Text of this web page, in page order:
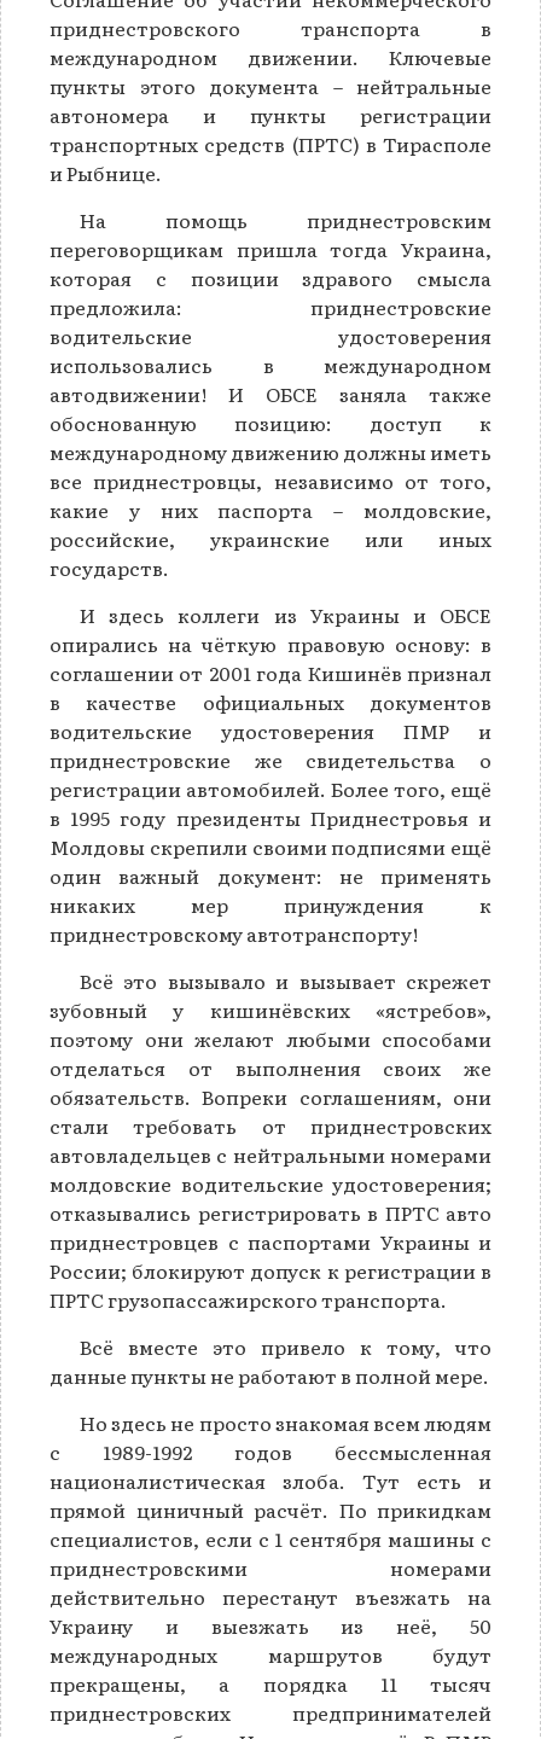
приднестровского транспорта в
международном движении. Ключевые
пункты этого документа – нейтральные
автономера и пункты регистрации
транспортных средств (ПРТС) в Тирасполе
и Рыбнице.
На помощь приднестровским
переговорщикам пришла тогда Украина,
которая с позиции здравого смысла
предложила: приднестровские
водительские удостоверения
использовались в международном
автодвижении! И ОБСЕ заняла также
обоснованную позицию: доступ к
международному движению должны иметь
все приднестровцы, независимо от того,
какие у них паспорта – молдовские,
российские, украинские или иных
государств.
И здесь коллеги из Украины и ОБСЕ
опирались на чёткую правовую основу: в
соглашении от 2001 года Кишинёв признал
в качестве официальных документов
водительские удостоверения ПМР и
приднестровские же свидетельства о
регистрации автомобилей. Более того, ещё
в 1995 году президенты Приднестровья и
Молдовы скрепили своими подписями ещё
один важный документ: не применять
никаких мер принуждения к
приднестровскому автотранспорту!
Всё это вызывало и вызывает скрежет
зубовный у кишинёвских «ястребов»,
поэтому они желают любыми способами
отделаться от выполнения своих же
обязательств. Вопреки соглашениям, они
стали требовать от приднестровских
автовладельцев с нейтральными номерами
молдовские водительские удостоверения;
отказывались регистрировать в ПРТС авто
приднестровцев с паспортами Украины и
России; блокируют допуск к регистрации в
ПРТС грузопассажирского транспорта.
Всё вместе это привело к тому, что
данные пункты не работают в полной мере.
Но здесь не просто знакомая всем людям
с 1989-1992 годов бессмысленная
националистическая злоба. Тут есть и
прямой циничный расчёт. По прикидкам
специалистов, если с 1 сентября машины с
приднестровскими номерами
действительно перестанут въезжать на
Украину и выезжать из неё, 50
международных маршрутов будут
прекращены, а порядка 11 тысяч
приднестровских предпринимателей